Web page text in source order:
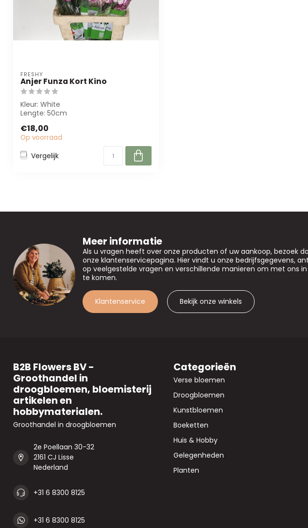
FRESHY
Anjer Funza Kort Kino
Kleur: White
Lengte: 50cm
€18,00
Op voorraad
Vergelijk
Meer informatie
Als u vragen heeft over onze producten of uw aankoop, bezoek
onze klantenservicepagina. Hier vindt u onze bedrijfsgegevens,
op veelgestelde vragen en verschillende manieren om met ons
te komen.
Klantenservice Bekijk onze winkels
B2B Flowers BV -
Groothandel in
droogbloemen, bloemisterij
artikelen en
hobbymaterialen.
Groothandel in droogbloemen
2e Poellaan 30-32
2161 CJ Lisse
Nederland
+31 6 8300 8125
+31 6 8300 8125
Categorieën
Verse bloemen
Droogbloemen
Kunstbloemen
Boeketten
Huis & Hobby
Gelegenheden
Planten